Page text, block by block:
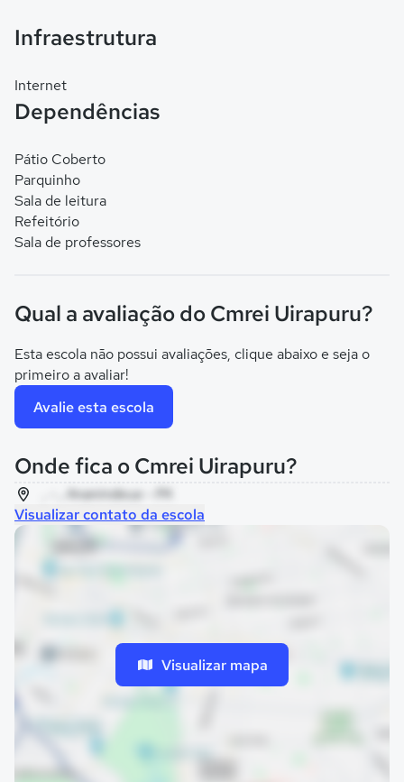
Infraestrutura
Internet
Dependências
Pátio Coberto
Parquinho
Sala de leitura
Refeitório
Sala de professores
Qual a avaliação do Cmrei Uirapuru?
Esta escola não possui avaliações, clique abaixo e seja o
primeiro a avaliar!
Avalie esta escola
Onde fica o Cmrei Uirapuru?
, - , Ananindeua - PA
Visualizar contato da escola
Visualizar mapa